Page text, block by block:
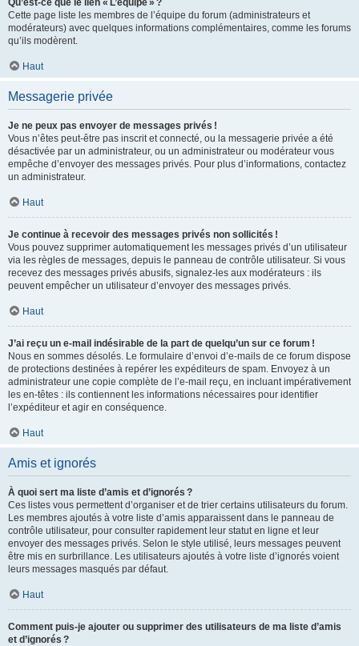
Qu’est-ce que le lien « L’équipe » ?
Cette page liste les membres de l’équipe du forum (administrateurs et
modérateurs) avec quelques informations complémentaires, comme les forums
qu’ils modèrent.
Haut
Messagerie privée
Je ne peux pas envoyer de messages privés !
Vous n’êtes peut-être pas inscrit et connecté, ou la messagerie privée a été
désactivée par un administrateur, ou un administrateur ou modérateur vous
empêche d’envoyer des messages privés. Pour plus d’informations, contactez
un administrateur.
Haut
Je continue à recevoir des messages privés non sollicités !
Vous pouvez supprimer automatiquement les messages privés d’un utilisateur
via les règles de messages, depuis le panneau de contrôle utilisateur. Si vous
recevez des messages privés abusifs, signalez-les aux modérateurs : ils
peuvent empêcher un utilisateur d’envoyer des messages privés.
Haut
J’ai reçu un e-mail indésirable de la part de quelqu’un sur ce forum !
Nous en sommes désolés. Le formulaire d’envoi d’e-mails de ce forum dispose
de protections destinées à repérer les expéditeurs de spam. Envoyez à un
administrateur une copie complète de l’e-mail reçu, en incluant impérativement
les en-têtes : ils contiennent les informations nécessaires pour identifier
l’expéditeur et agir en conséquence.
Haut
Amis et ignorés
À quoi sert ma liste d’amis et d’ignorés ?
Ces listes vous permettent d’organiser et de trier certains utilisateurs du forum.
Les membres ajoutés à votre liste d’amis apparaissent dans le panneau de
contrôle utilisateur, pour consulter rapidement leur statut en ligne et leur
envoyer des messages privés. Selon le style utilisé, leurs messages peuvent
être mis en surbrillance. Les utilisateurs ajoutés à votre liste d’ignorés voient
leurs messages masqués par défaut.
Haut
Comment puis-je ajouter ou supprimer des utilisateurs de ma liste d’amis
et d’ignorés ?